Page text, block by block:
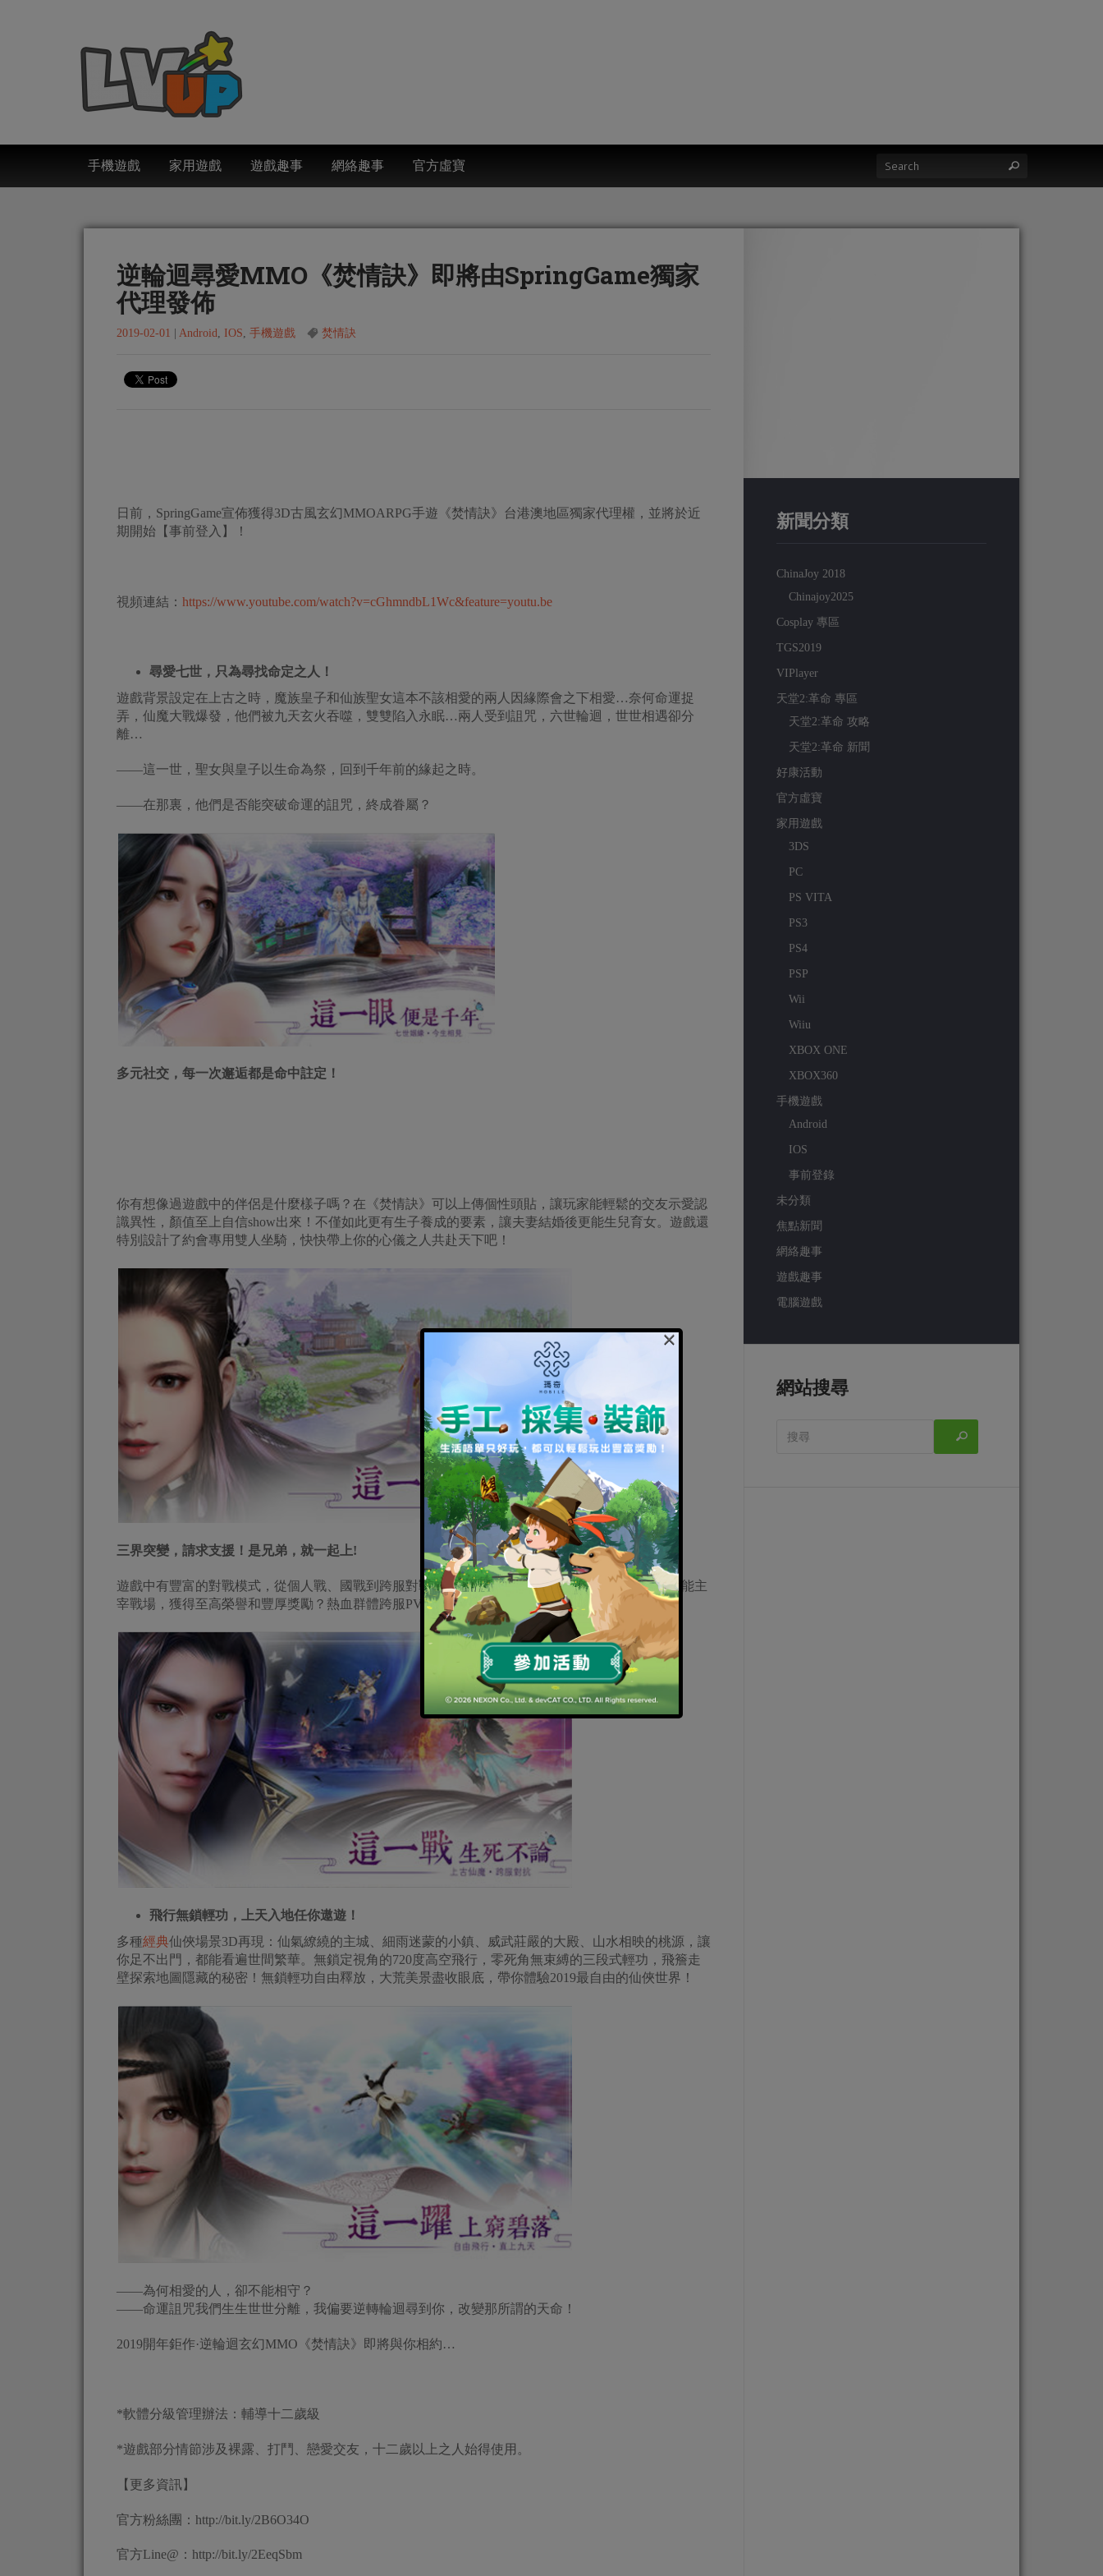
手機遊戲 家用遊戲 遊戲趣事 網絡趣事 官方虛寶
逆輪迴尋愛MMO《焚情訣》即將由SpringGame獨家
代理發佈
2019-02-01 Android, IOS, 手機遊戲 焚情訣
日前，SpringGame宣佈獲得3D古風玄幻MMOARPG手遊《焚情訣》台港澳地區獨家代理權，並將於近
期開始【事前登入】！
視頻連結： https://www.youtube.com/watch?v=cGhmndbL1Wc&feature=youtu.be
尋愛七世，只為尋找命定之人！
遊戲背景設定在上古之時，魔族皇子和仙族聖女這本不該相愛的兩人因緣際會之下相愛…奈何命運捉
弄，仙魔大戰爆發，他們被九天玄火吞噬，雙雙陷入永眠…兩人受到詛咒，六世輪迴，世世相遇卻分
離…
——這一世，聖女與皇子以生命為祭，回到千年前的緣起之時。
——在那裏，他們是否能突破命運的詛咒，終成眷屬？
多元社交，每一次邂逅都是命中註定！
你有想像過遊戲中的伴侶是什麼樣子嗎？在《焚情訣》可以上傳個性頭貼，讓玩家能輕鬆的交友示愛認
識異性，顏值至上自信show出來！不僅如此更有生子養成的要素，讓夫妻結婚後更能生兒育女。遊戲還
特別設計了約會專用雙人坐騎，快快帶上你的心儀之人共赴天下吧！
三界突變，請求支援！是兄弟，就一起上!
遊戲中有豐富的對戰模式，從個人戰、國戰到跨服對戰都有，號召夥伴同時在線讓你戰個痛快！誰能主
宰戰場，獲得至高榮譽和豐厚獎勵？熱血群體跨服PVP，角逐最強王者！
飛行無鎖輕功，上天入地任你遨遊！
多種經典仙俠場景3D再現：仙氣繚繞的主城、細雨迷蒙的小鎮、威武莊嚴的大殿、山水相映的桃源，讓
你足不出門，都能看遍世間繁華。無鎖定視角的720度高空飛行，零死角無束縛的三段式輕功，飛簷走
壁探索地圖隱藏的秘密！無鎖輕功自由釋放，大荒美景盡收眼底，帶你體驗2019最自由的仙俠世界！
——為何相愛的人，卻不能相守？
——命運詛咒我們生生世世分離，我偏要逆轉輪迴尋到你，改變那所謂的天命！
2019開年鉅作·逆輪迴玄幻MMO《焚情訣》即將與你相約…
*軟體分級管理辦法：輔導十二歲級
*遊戲部分情節涉及裸露、打鬥、戀愛交友，十二歲以上之人始得使用。
【更多資訊】
官方粉絲團：http://bit.ly/2B6O34O
官方Line@：http://bit.ly/2EeqSbm
新聞分類
ChinaJoy 2018
Chinajoy2025
Cosplay 專區
TGS2019
VIPlayer
天堂2:革命 專區
天堂2:革命 攻略
天堂2:革命 新聞
好康活動
官方虛寶
家用遊戲
3DS
PC
PS VITA
PS3
PS4
PSP
Wii
Wiiu
XBOX ONE
XBOX360
手機遊戲
Android
IOS
事前登錄
未分類
焦點新聞
網絡趣事
遊戲趣事
電腦遊戲
網站搜尋
×